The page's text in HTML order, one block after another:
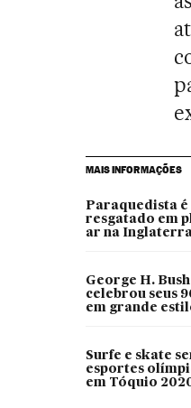
MAIS INFORMAÇÕES
Paraquedista é
resgatado em
ar na
George H. Bush
celebrou seus
em grande
Surfe e skate
esportes
em Tóquio